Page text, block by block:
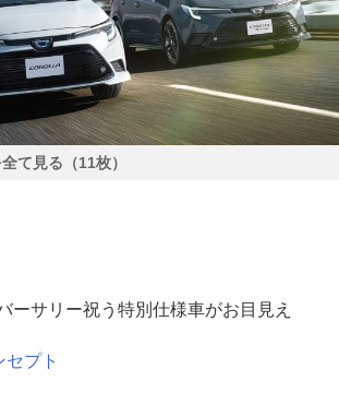
て見る（11枚）
ーサリー祝う特別仕様車がお目見え
セプト